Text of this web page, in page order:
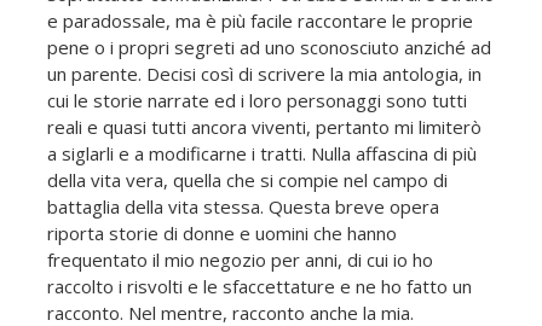
e paradossale, ma è più facile raccontare le proprie
pene o i propri segreti ad uno sconosciuto anziché ad
un parente. Decisi così di scrivere la mia antologia, in
cui le storie narrate ed i loro personaggi sono tutti
reali e quasi tutti ancora viventi, pertanto mi limiterò
a siglarli e a modificarne i tratti. Nulla affascina di più
della vita vera, quella che si compie nel campo di
battaglia della vita stessa. Questa breve opera
riporta storie di donne e uomini che hanno
frequentato il mio negozio per anni, di cui io ho
raccolto i risvolti e le sfaccettature e ne ho fatto un
racconto. Nel mentre, racconto anche la mia.